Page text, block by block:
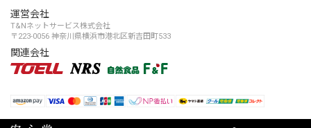
運営会社
T&Nネットサービス株式会社
〒223-0056 神奈川県横浜市港北区新吉田町533
関連会社